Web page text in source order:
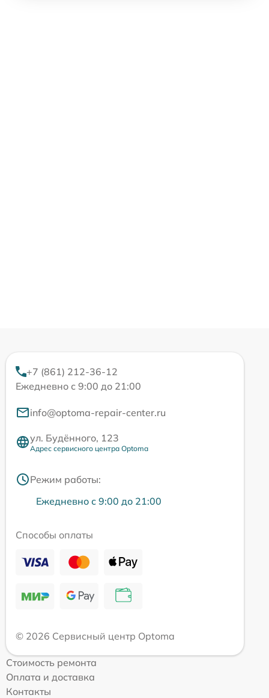
+7 (861) 212-36-12
Ежедневно с 9:00 до 21:00
info@optoma-repair-center.ru
ул. Будённого, 123
Адрес сервисного центра Optoma
Режим работы:
Ежедневно с 9:00 до 21:00
Способы оплаты
© 2026 Сервисный центр Optoma
Стоимость ремонта
Оплата и доставка
Контакты